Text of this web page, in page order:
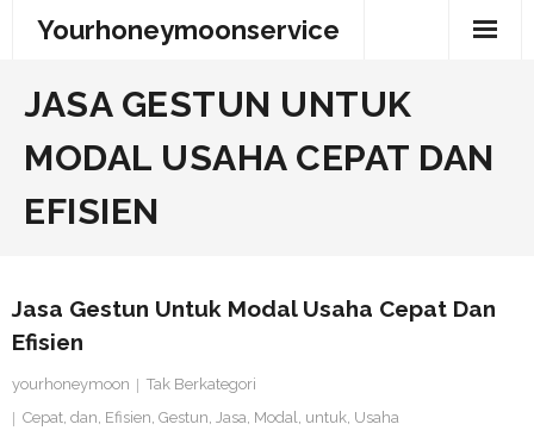
Yourhoneymoonservice
JASA GESTUN UNTUK
MODAL USAHA CEPAT DAN
EFISIEN
Jasa Gestun Untuk Modal Usaha Cepat Dan
Efisien
yourhoneymoon
Tak Berkategori
Cepat, dan, Efisien, Gestun, Jasa, Modal, untuk, Usaha